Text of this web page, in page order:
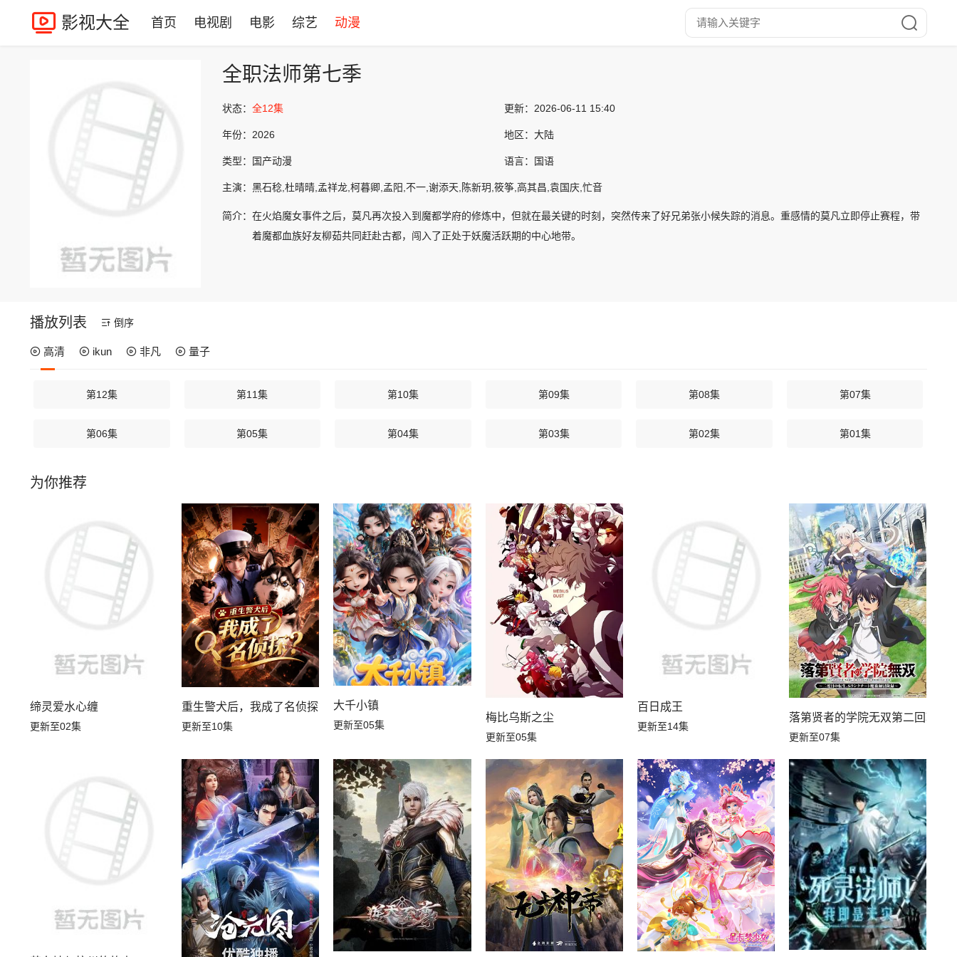
影视大全 首页 电视剧 电影 综艺 动漫
全职法师第七季
状态： 全12集 更新： 2026-06-11 15:40
年份： 2026 地区： 大陆
类型： 国产动漫 语言： 国语
主演： 黑石稔,杜晴晴,孟祥龙,柯暮卿,孟阳,不一,谢添天,陈新玥,筱筝,高其昌,袁国庆,忙音
简介： 在火焰魔女事件之后，莫凡再次投入到魔都学府的修炼中，但就在最关键的时刻，突然传来了好兄弟张小候失踪的消息。重感情的莫凡立即停止赛程，带
着魔都血族好友柳茹共同赶赴古都，闯入了正处于妖魔活跃期的中心地带。
播放列表 倒序
高清 ikun 非凡 量子
第12集 第11集 第10集 第09集 第08集 第07集
第06集 第05集 第04集 第03集 第02集 第01集
为你推荐
缔灵爱水心缠
更新至02集
重生警犬后，我成了名侦探？
更新至10集
大千小镇
更新至05集
梅比乌斯之尘
更新至05集
百日成王
更新至14集
落第贤者的学院无双第二回转生
更新至07集